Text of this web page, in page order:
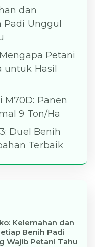
dan
Unggul
Petani
Hasil
M70D: Panen
9 Ton/Ha
Duel Benih
Terbaik
Kelemahan dan
Benih Padi
Wajib Petani Tahu